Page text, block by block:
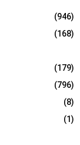
(946)
(168)
(179)
(796)
(8)
(1)